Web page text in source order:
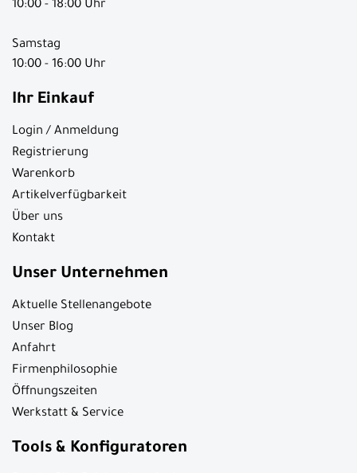
10:00 - 18:00 Uhr
Samstag
10:00 - 16:00 Uhr
Ihr Einkauf
Login / Anmeldung
Registrierung
Warenkorb
Artikelverfügbarkeit
Über uns
Kontakt
Unser Unternehmen
Aktuelle Stellenangebote
Unser Blog
Anfahrt
Firmenphilosophie
Öffnungszeiten
Werkstatt & Service
Tools & Konfiguratoren